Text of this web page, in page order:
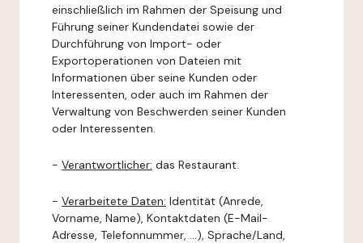
einschließlich im Rahmen der Speisung und
Führung seiner Kundendatei sowie der
Durchführung von Import- oder
Exportoperationen von Dateien mit
Informationen über seine Kunden oder
Interessenten, oder auch im Rahmen der
Verwaltung von Beschwerden seiner Kunden
oder Interessenten.
- Verantwortlicher: das Restaurant.
- Verarbeitete Daten: Identität (Anrede,
Vorname, Name), Kontaktdaten (E-Mail-
Adresse, Telefonnummer, ...), Sprache/Land,